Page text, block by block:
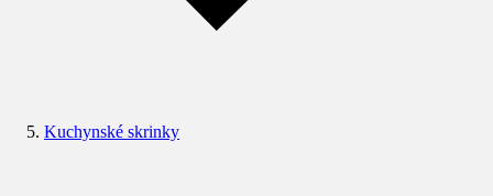
Kuchynské skrinky